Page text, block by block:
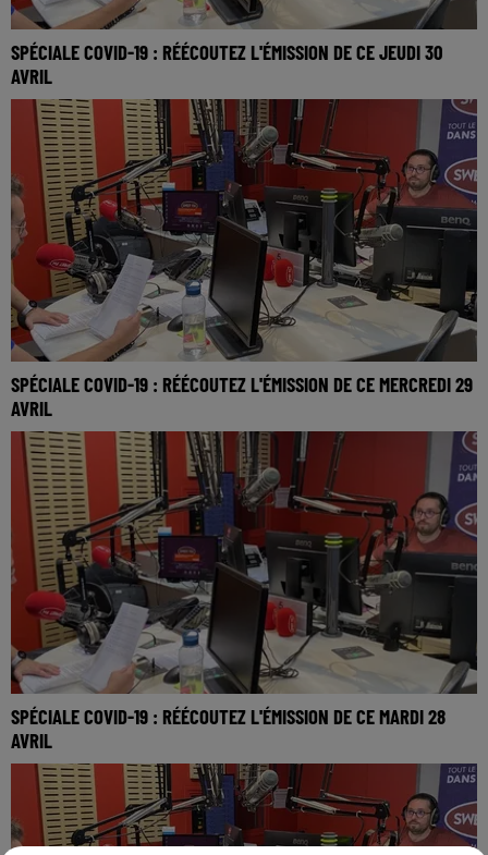
SPÉCIALE COVID-19 : RÉÉCOUTEZ L'ÉMISSION DE CE JEUDI 30
AVRIL
SPÉCIALE COVID-19 : RÉÉCOUTEZ L'ÉMISSION DE CE MERCREDI 29
AVRIL
SPÉCIALE COVID-19 : RÉÉCOUTEZ L'ÉMISSION DE CE MARDI 28
AVRIL